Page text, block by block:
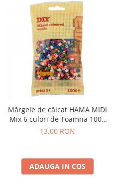
Mărgele de călcat HAMA MIDI
Mix 6 culori de Toamna 1000
buc în punguliță
13,00 RON
ADAUGA IN COS